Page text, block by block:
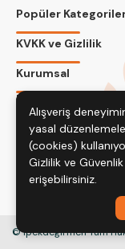
Popüler
KVKK ve Gizlilik
Kurumsal
Bizi Takip Edin
© İpekdeğirmen Tüm
Alışveriş
yasal
(cookies)
Gizlilik ve Güvenlik
erişebilirsiniz.